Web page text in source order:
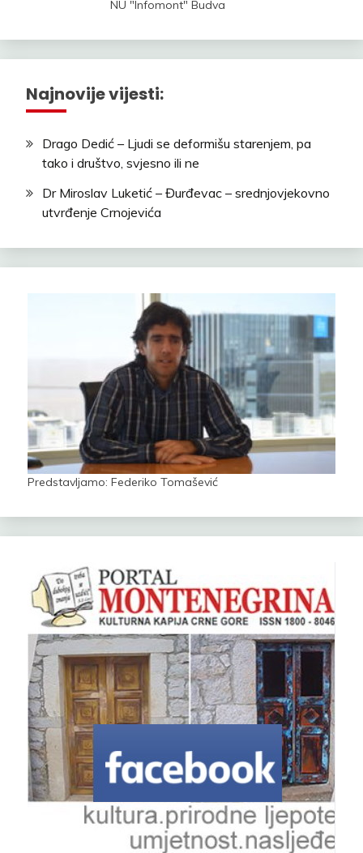
NU "Infomont" Budva
Najnovije vijesti:
Drago Dedić – Ljudi se deformišu starenjem, pa
tako i društvo, svjesno ili ne
Dr Miroslav Luketić – Đurđevac – srednjovjekovno
utvrđenje Crnojevića
Predstavljamo: Federiko Tomašević